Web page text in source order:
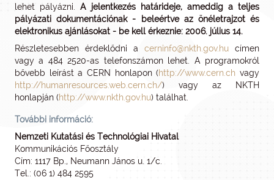
lehet pályázni. A jelentkezés határideje, ameddig a teljes
pályázati dokumentációnak - beleértve az önéletrajzot és
elektronikus ajánlásokat - be kell érkeznie: 2006. július 14.
Részletesebben érdeklődni a cerninfo@nkth.gov.hu címen
vagy a 484 2520-as telefonszámon lehet. A programokról
bővebb leírást a CERN honlapon (http://www.cern.ch vagy
http://humanresources.web.cern.ch/) vagy az NKTH
honlapján (http://www.nkth.gov.hu) találhat.
További információ:
Nemzeti Kutatási és Technológiai Hivatal
Kommunikációs Főosztály
Cím: 1117 Bp., Neumann János u. 1/c.
Tel.: (06 1) 484 2595